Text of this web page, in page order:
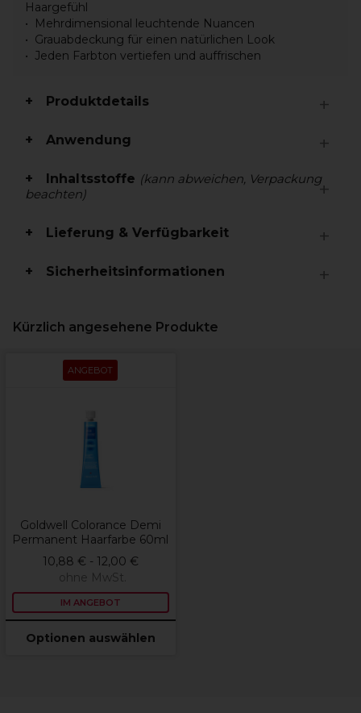
Haargefühl
Mehrdimensional leuchtende Nuancen
Grauabdeckung für einen natürlichen Look
Jeden Farbton vertiefen und auffrischen
Produktdetails
Anwendung
Inhaltsstoffe (kann abweichen, Verpackung
beachten)
Lieferung & Verfügbarkeit
Sicherheitsinformationen
Kürzlich angesehene Produkte
ANGEBOT
Goldwell Colorance Demi
Permanent Haarfarbe 60ml
10,88 € - 12,00 €
ohne MwSt.
IM ANGEBOT
Optionen auswählen